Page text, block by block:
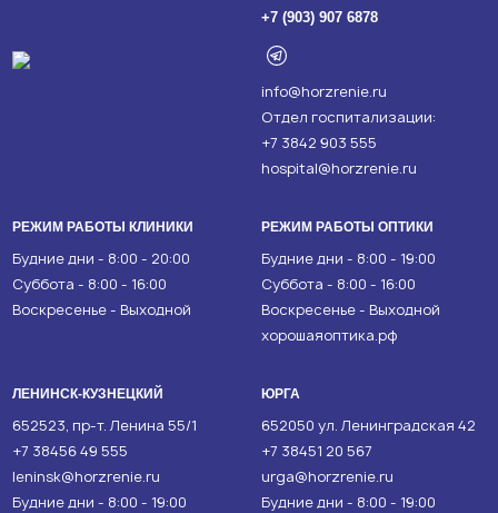
+7 (903) 907 6878
info@horzrenie.ru
Отдел госпитализации:
+7 3842 903 555
hospital@horzrenie.ru
РЕЖИМ РАБОТЫ КЛИНИКИ
Будние дни - 8:00 - 20:00
Суббота - 8:00 - 16:00
Воскресенье - Выходной
РЕЖИМ РАБОТЫ ОПТИКИ
Будние дни - 8:00 - 19:00
Суббота - 8:00 - 16:00
Воскресенье - Выходной
хорошаяоптика.рф
ЛЕНИНСК-КУЗНЕЦКИЙ
652523, пр-т. Ленина 55/1
+7 38456 49 555
leninsk@horzrenie.ru
Будние дни - 8:00 - 19:00
ЮРГА
652050 ул. Ленинградская 42
+7 38451 20 567
urga@horzrenie.ru
Будние дни - 8:00 - 19:00